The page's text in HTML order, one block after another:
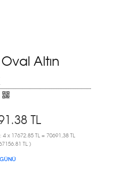
Altın
TL
x 17672.85 TL = 70691,38 TL
TL )